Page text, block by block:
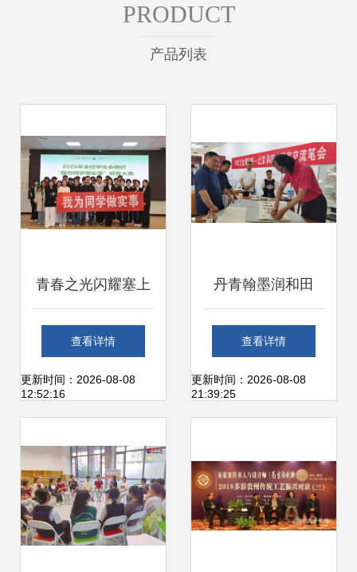
PRODUCT
产品列表
青春之光闪耀塞上
宁夏职业技术大学
团委荣膺全国五四
查看详情
更新时间：2026-08-08
12:52:16
丹青翰墨润和田
——北京市文联书
画艺术家文化润疆
查看详情
更新时间：2026-08-08
21:39:25